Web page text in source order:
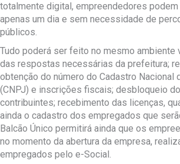
totalmente digital, empreendedores
apenas um dia e sem necessidade de
públicos.
Tudo poderá ser feito no mesmo ambiente
das respostas necessárias da prefeitura;
obtenção do número do Cadastro Nacional
(CNPJ) e inscrições fiscais; desbloqueio
contribuintes; recebimento das licenças,
ainda o cadastro dos empregados que
Balcão Único permitirá ainda que os
no momento da abertura da empresa,
empregados pelo e-Social.